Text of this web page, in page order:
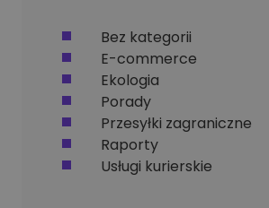
Bez kategorii
E-commerce
Ekologia
Porady
Przesyłki zagraniczne
Raporty
Usługi kurierskie